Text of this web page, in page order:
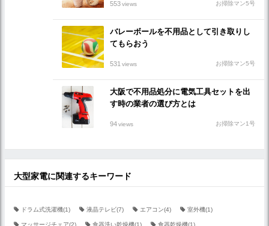
553views お掃除マン5号
バレーボールを不用品として引き取りし
てもらおう
531 views お掃除マン5号
大阪で不用品処分に電気工具セットを出
す時の業者の選び方とは
94views お掃除マン1号
大型家電に関連するキーワード
ドラム式洗濯機(1) 液晶テレビ(7) エアコン(4) 室外機(1)
マッサージチェア(2) 食器洗い乾燥機(1) 食器乾燥機(1)